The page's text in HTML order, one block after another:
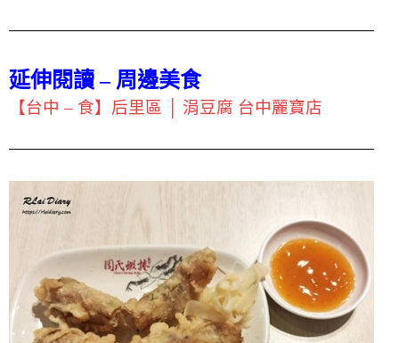
延伸閱讀 – 周邊美食
【台中 – 食】后里區 │ 涓豆腐 台中麗寶店